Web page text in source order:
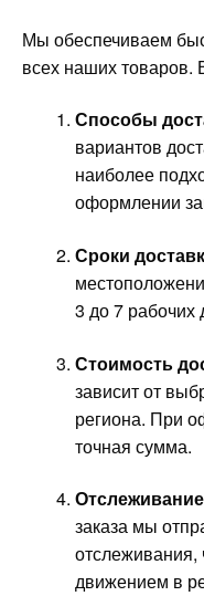
Мы обеспечиваем
всех наших товаров.
Способы
вариантов
наиболее
оформлении
Сроки
3 до 7 рабочих
Стоимость
зависит от
региона. При
точная сумма.
Отслеживание
заказа мы
отслеживания,
движением в